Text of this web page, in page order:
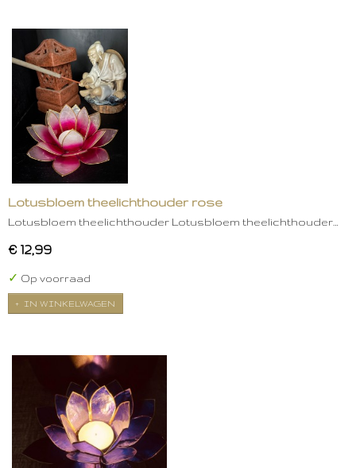
Lotusbloem theelichthouder rose
Lotusbloem theelichthouder Lotusbloem theelichthouder…
€ 12,99
✓ Op voorraad
IN WINKELWAGEN